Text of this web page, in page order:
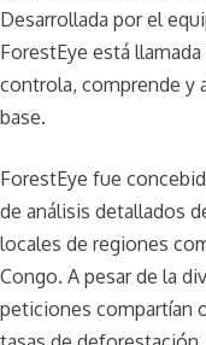
Desarrollada por el
ForestEye está
controla, comprende y
base.
ForestEye fue
de análisis detallados
locales de regiones
Congo. A pesar de la
peticiones compartían